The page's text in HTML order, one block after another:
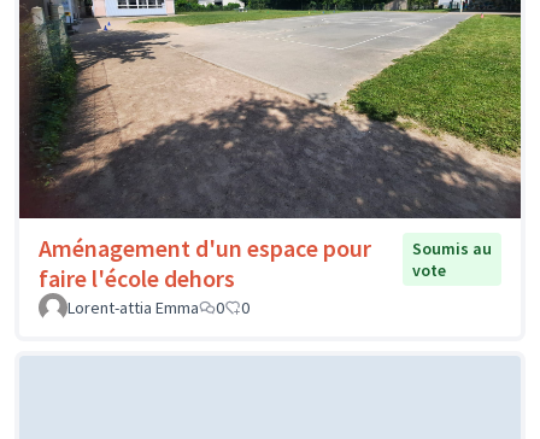
Aménagement d'un espace pour
faire l'école dehors
Soumis au
vote
Lorent-attia Emma
0 0